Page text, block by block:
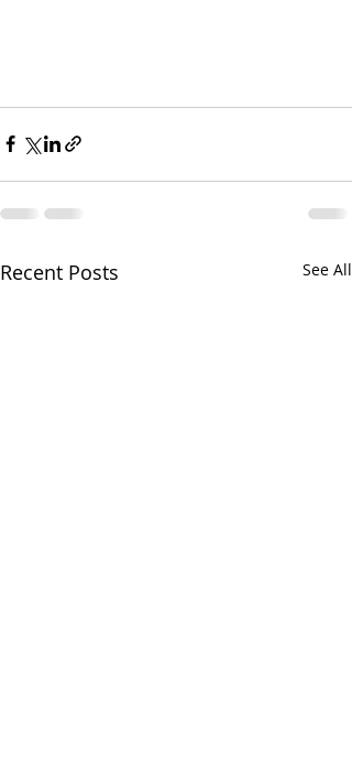
Recent Posts See All